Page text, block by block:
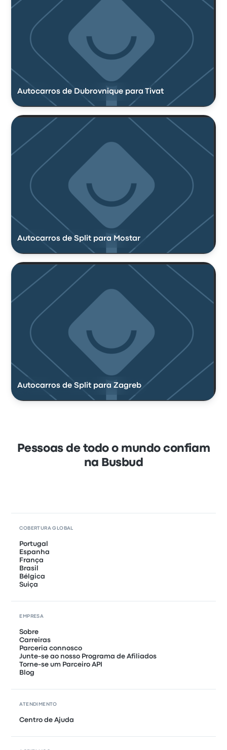
Autocarros de Dubrovnique para Tivat
Autocarros de Split para Mostar
Autocarros de Split para Zagreb
Pessoas de todo o mundo confiam
na Busbud
COBERTURA GLOBAL
Portugal
Espanha
França
Brasil
Bélgica
Suiça
EMPRESA
Sobre
Carreiras
Parceria connosco
Junte-se ao nosso Programa de Afiliados
Torne-se um Parceiro API
Blog
ATENDIMENTO
Centro de Ajuda